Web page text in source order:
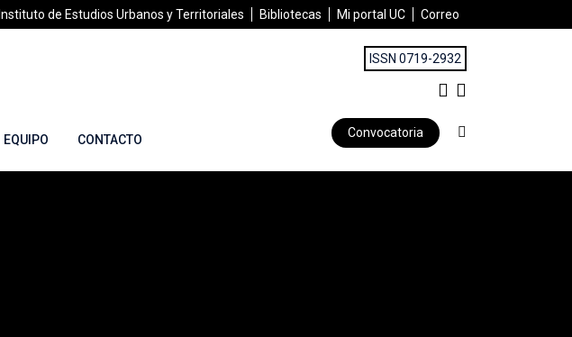
Instituto de Estudios Urbanos y Territoriales Bibliotecas Mi portal UC Correo
ISSN 0719-2932
EQUIPO CONTACTO Convocatoria